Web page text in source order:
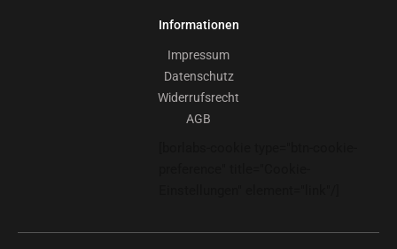
Informationen
Impressum
Datenschutz
Widerrufsrecht
AGB